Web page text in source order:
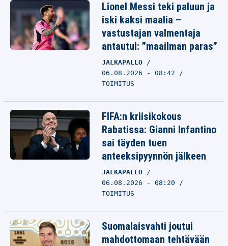
Lionel Messi teki paluun ja
iski kaksi maalia –
vastustajan valmentaja
antautui: ”maailman paras”
JALKAPALLO
06.08.2026 - 08:42
TOIMITUS
FIFA:n kriisikokous
Rabatissa: Gianni Infantino
sai täyden tuen
anteeksipyynnön jälkeen
JALKAPALLO
06.08.2026 - 08:20
TOIMITUS
Suomalaisvahti joutui
mahdottomaan tehtävään